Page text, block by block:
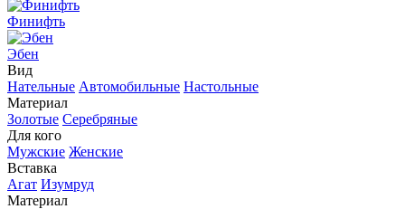
Финифть
Эбен
Вид
Нательные Автомобильные Настольные
Материал
Золотые Серебряные
Для кого
Мужские Женские
Вставка
Агат Изумруд
Материал